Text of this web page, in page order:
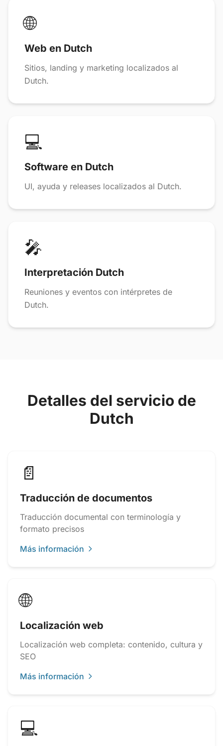
🌐
Web en Dutch
Sitios, landing y marketing localizados al
Dutch.
💻
Software en Dutch
UI, ayuda y releases localizados al Dutch.
🎤
Interpretación Dutch
Reuniones y eventos con intérpretes de
Dutch.
Detalles del servicio de
Dutch
📄
Traducción de documentos
Traducción documental con terminología y
formato precisos
Más información
🌐
Localización web
Localización web completa: contenido, cultura y
SEO
Más información
💻